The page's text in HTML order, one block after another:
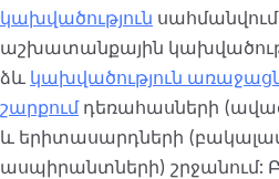
կախվածություն
աշխատանքային
ձև կախվածություն
շարքումդեռահասների
և երիտասարդների
ասպիրանտների) շրջանում: